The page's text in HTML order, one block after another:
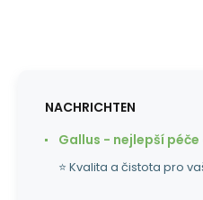
NACHRICHTEN
Gallus - nejlepší
⭐ Kvalita a čistota pro